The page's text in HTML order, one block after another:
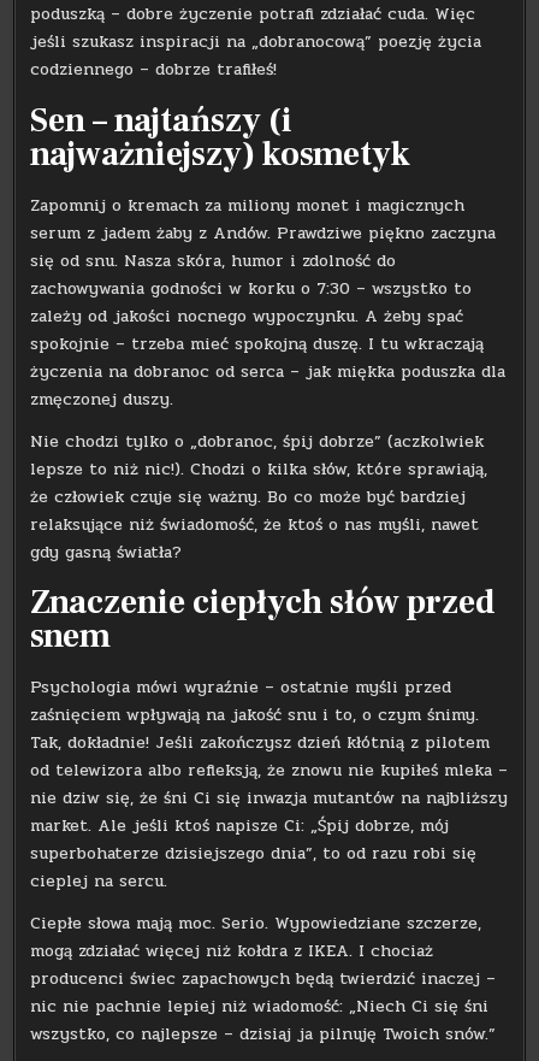
poduszką – dobre życzenie potrafi zdziałać cuda. Więc
jeśli szukasz inspiracji na „dobranocową” poezję życia
codziennego – dobrze trafiłeś!
Sen – najtańszy (i
najważniejszy) kosmetyk
Zapomnij o kremach za miliony monet i magicznych
serum z jadem żaby z Andów. Prawdziwe piękno zaczyna
się od snu. Nasza skóra, humor i zdolność do
zachowywania godności w korku o 7:30 – wszystko to
zależy od jakości nocnego wypoczynku. A żeby spać
spokojnie – trzeba mieć spokojną duszę. I tu wkraczają
życzenia na dobranoc od serca – jak miękka poduszka dla
zmęczonej duszy.
Nie chodzi tylko o „dobranoc, śpij dobrze” (aczkolwiek
lepsze to niż nic!). Chodzi o kilka słów, które sprawiają,
że człowiek czuje się ważny. Bo co może być bardziej
relaksujące niż świadomość, że ktoś o nas myśli, nawet
gdy gasną światła?
Znaczenie ciepłych słów przed
snem
Psychologia mówi wyraźnie – ostatnie myśli przed
zaśnięciem wpływają na jakość snu i to, o czym śnimy.
Tak, dokładnie! Jeśli zakończysz dzień kłótnią z pilotem
od telewizora albo refleksją, że znowu nie kupiłeś mleka –
nie dziw się, że śni Ci się inwazja mutantów na najbliższy
market. Ale jeśli ktoś napisze Ci: „Śpij dobrze, mój
superbohaterze dzisiejszego dnia”, to od razu robi się
cieplej na sercu.
Ciepłe słowa mają moc. Serio. Wypowiedziane szczerze,
mogą zdziałać więcej niż kołdra z IKEA. I chociaż
producenci świec zapachowych będą twierdzić inaczej –
nic nie pachnie lepiej niż wiadomość: „Niech Ci się śni
wszystko, co najlepsze – dzisiaj ja pilnuję Twoich snów.”